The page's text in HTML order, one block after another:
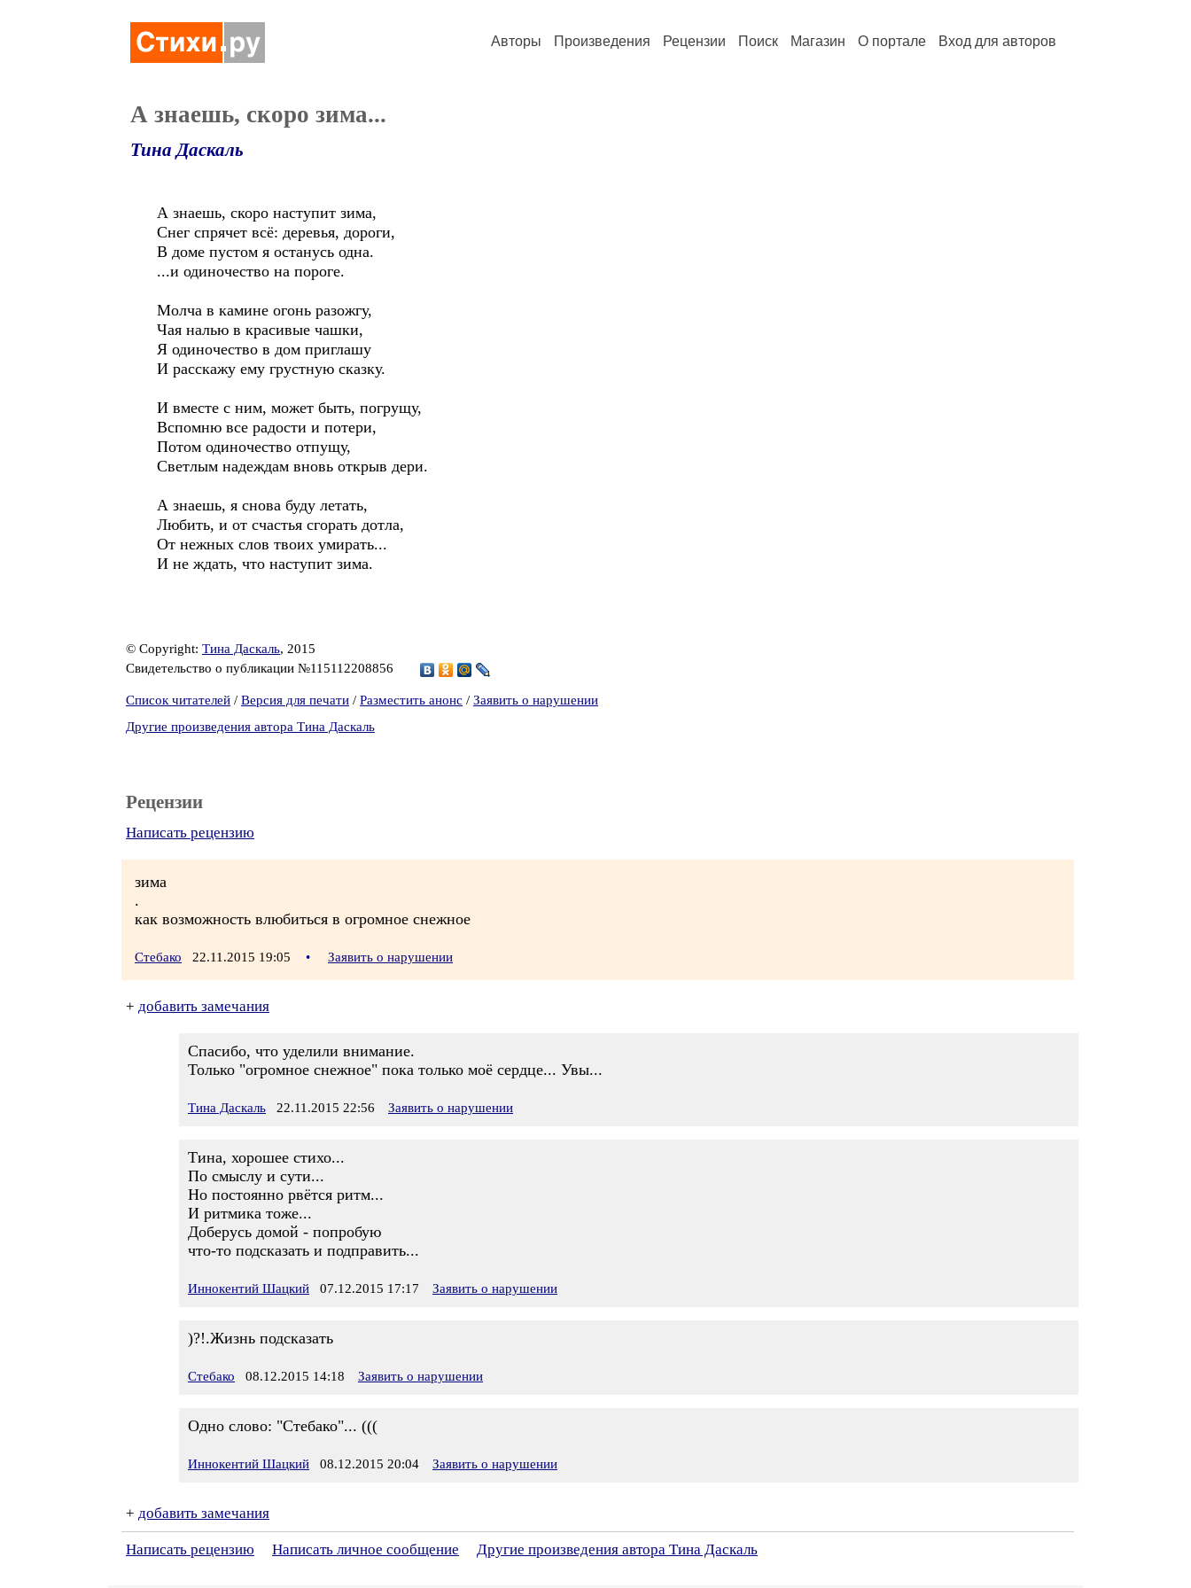
Авторы Произведения Рецензии Поиск Магазин О портале Вход для авторов
А знаешь, скоро зима...
Тина Даскаль
А знаешь, скоро наступит зима,
Снег спрячет всё: деревья, дороги,
В доме пустом я останусь одна.
...и одиночество на пороге.
Молча в камине огонь разожгу,
Чая налью в красивые чашки,
Я одиночество в дом приглашу
И расскажу ему грустную сказку.
И вместе с ним, может быть, погрущу,
Вспомню все радости и потери,
Потом одиночество отпущу,
Светлым надеждам вновь открыв дери.
А знаешь, я снова буду летать,
Любить, и от счастья сгорать дотла,
От нежных слов твоих умирать...
И не ждать, что наступит зима.
© Copyright: Тина Даскаль, 2015
Свидетельство о публикации №115112208856
Список читателей / Версия для печати / Разместить анонс / Заявить о нарушении
Другие произведения автора Тина Даскаль
Рецензии
Написать рецензию
зима
.
как возможность влюбиться в огромное снежное
Стебако 22.11.2015 19:05 • Заявить о нарушении
+ добавить замечания
Спасибо, что уделили внимание.
Только "огромное снежное" пока только моё сердце... Увы...
Тина Даскаль 22.11.2015 22:56 Заявить о нарушении
Тина, хорошее стихо...
По смыслу и сути...
Но постоянно рвётся ритм...
И ритмика тоже...
Доберусь домой - попробую
что-то подсказать и подправить...
Иннокентий Шацкий 07.12.2015 17:17 Заявить о нарушении
)?!.Жизнь подсказать
Стебако 08.12.2015 14:18 Заявить о нарушении
Одно слово: "Стебако"... (((
Иннокентий Шацкий 08.12.2015 20:04 Заявить о нарушении
+ добавить замечания
Написать рецензию Написать личное сообщение Другие произведения автора Тина Даскаль